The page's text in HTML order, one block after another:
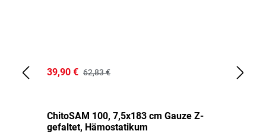
39,90 € 62,83 €
ChitoSAM 100, 7,5x183 cm Gauze Z-
gefaltet, Hämostatikum